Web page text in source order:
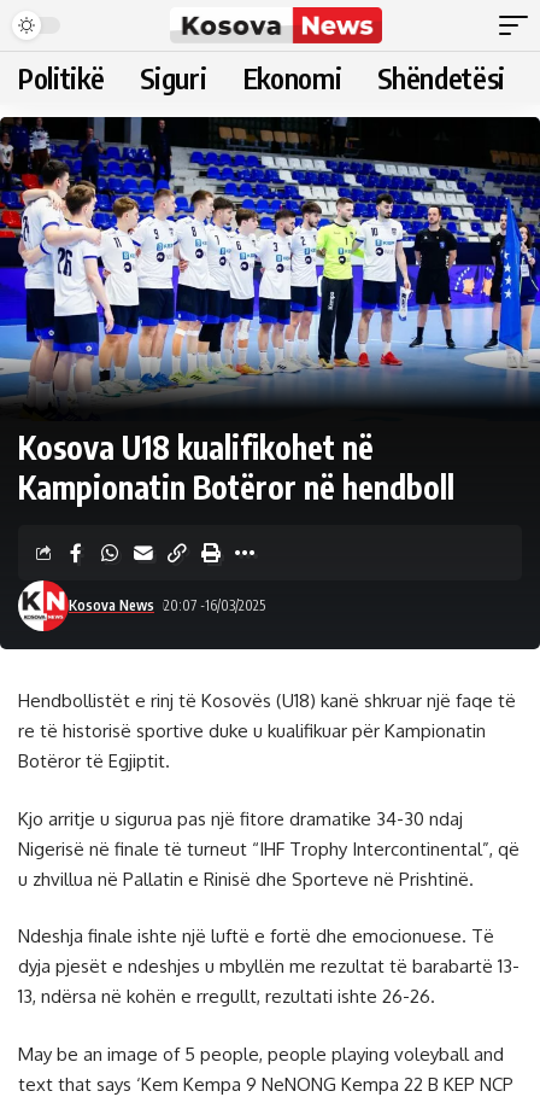
Politikë Siguri Ekonomi Shëndetësi
Kosova U18 kualifikohet në
Kampionatin Botëror në hendboll
Kosova News 20:07 -16/03/2025
Hendbollistët e rinj të Kosovës (U18) kanë shkruar një faqe të
re të historisë sportive duke u kualifikuar për Kampionatin
Botëror të Egjiptit.
Kjo arritje u sigurua pas një fitore dramatike 34-30 ndaj
Nigerisë në finale të turneut “IHF Trophy Intercontinental”, që
u zhvillua në Pallatin e Rinisë dhe Sporteve në Prishtinë.
Ndeshja finale ishte një luftë e fortë dhe emocionuese. Të
dyja pjesët e ndeshjes u mbyllën me rezultat të barabartë 13-
13, ndërsa në kohën e rregullt, rezultati ishte 26-26.
May be an image of 5 people, people playing voleyball and
text that says ‘Kem Kempa 9 NeNONG Kempa 22 B KEP NCP